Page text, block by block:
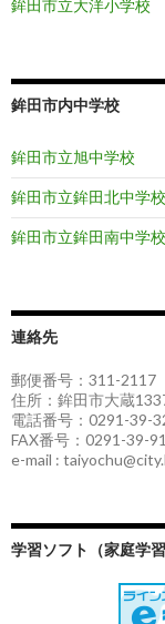
鉾田市立大洋小学校
鉾田市内中学校
鉾田市立旭中学校
鉾田市立鉾田北中学校
鉾田市立鉾田南中学校
連絡先
郵便番号：311-2117
住所：鉾田市大蔵
電話番号：0291-39-
FAX番号：0291-39-
e-mail :
学習ソフト（家庭学習